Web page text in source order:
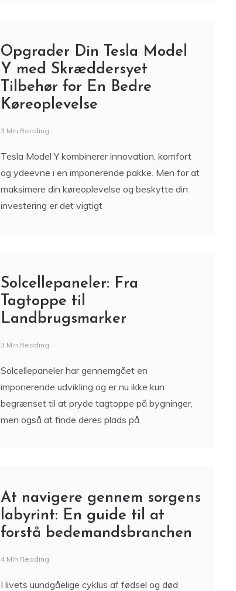
Opgrader Din Tesla Model
Y med Skræddersyet
Tilbehør for En Bedre
Køreoplevelse
3 Min Reading
Tesla Model Y kombinerer innovation, komfort
og ydeevne i en imponerende pakke. Men for at
maksimere din køreoplevelse og beskytte din
investering er det vigtigt
Solcellepaneler: Fra
Tagtoppe til
Landbrugsmarker
3 Min Reading
Solcellepaneler har gennemgået en
imponerende udvikling og er nu ikke kun
begrænset til at pryde tagtoppe på bygninger,
men også at finde deres plads på
At navigere gennem sorgens
labyrint: En guide til at
forstå bedemandsbranchen
4 Min Reading
I livets uundgåelige cyklus af fødsel og død